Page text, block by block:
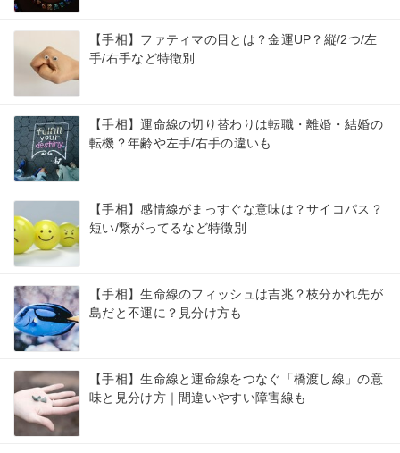
【手相】ファティマの目とは？金運UP？縦/2つ/左
手/右手など特徴別
【手相】運命線の切り替わりは転職・離婚・結婚の
転機？年齢や左手/右手の違いも
【手相】感情線がまっすぐな意味は？サイコパス？
短い/繋がってるなど特徴別
【手相】生命線のフィッシュは吉兆？枝分かれ先が
島だと不運に？見分け方も
【手相】生命線と運命線をつなぐ「橋渡し線」の意
味と見分け方｜間違いやすい障害線も